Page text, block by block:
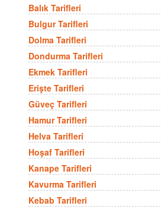
Balık Tarifleri
Bulgur Tarifleri
Dolma Tarifleri
Dondurma Tarifleri
Ekmek Tarifleri
Erişte Tarifleri
Güveç Tarifleri
Hamur Tarifleri
Helva Tarifleri
Hoşaf Tarifleri
Kanape Tarifleri
Kavurma Tarifleri
Kebab Tarifleri